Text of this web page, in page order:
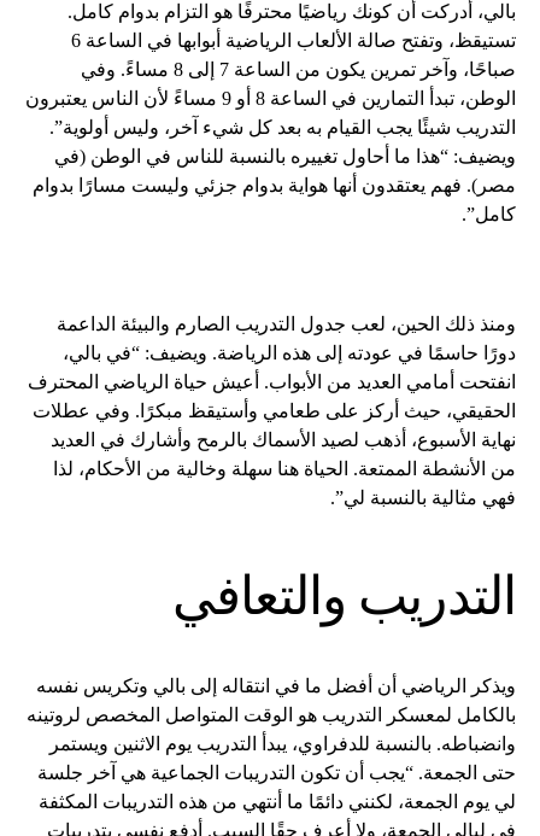
بالي، أدركت أن كونك رياضيًا محترفًا هو التزام بدوام كامل.
تستيقظ، وتفتح صالة الألعاب الرياضية أبوابها في الساعة 6
صباحًا، وآخر تمرين يكون من الساعة 7 إلى 8 مساءً. وفي
الوطن، تبدأ التمارين في الساعة 8 أو 9 مساءً لأن الناس يعتبرون
التدريب شيئًا يجب القيام به بعد كل شيء آخر، وليس أولوية”.
ويضيف: “هذا ما أحاول تغييره بالنسبة للناس في الوطن (في
مصر). فهم يعتقدون أنها هواية بدوام جزئي وليست مسارًا بدوام
كامل”.
ومنذ ذلك الحين، لعب جدول التدريب الصارم والبيئة الداعمة
دورًا حاسمًا في عودته إلى هذه الرياضة. ويضيف: “في بالي،
انفتحت أمامي العديد من الأبواب. أعيش حياة الرياضي المحترف
الحقيقي، حيث أركز على طعامي وأستيقظ مبكرًا. وفي عطلات
نهاية الأسبوع، أذهب لصيد الأسماك بالرمح وأشارك في العديد
من الأنشطة الممتعة. الحياة هنا سهلة وخالية من الأحكام، لذا
فهي مثالية بالنسبة لي”.
التدريب والتعافي
ويذكر الرياضي أن أفضل ما في انتقاله إلى بالي وتكريس نفسه
بالكامل لمعسكر التدريب هو الوقت المتواصل المخصص لروتينه
وانضباطه. بالنسبة للدفراوي، يبدأ التدريب يوم الاثنين ويستمر
حتى الجمعة. “يجب أن تكون التدريبات الجماعية هي آخر جلسة
لي يوم الجمعة، لكنني دائمًا ما أنتهي من هذه التدريبات المكثفة
في ليالي الجمعة، ولا أعرف حقًا السبب. أدفع نفسي بتدريبات